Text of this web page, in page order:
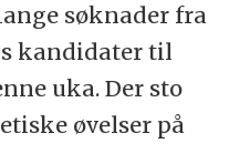
søknader fra
kandidater til
uka. Der sto
øvelser på